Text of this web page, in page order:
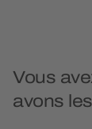
Vous
avons